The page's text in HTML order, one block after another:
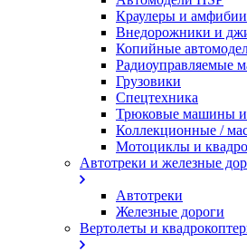
Краулеры и амфибии
Внедорожники и
Копийные
Радиоуправляемые
Грузовики
Спецтехника
Трюковые машины
Коллекционные /
Мотоциклы и
Автотреки и железные
Автотреки
Железные дороги
Вертолеты и